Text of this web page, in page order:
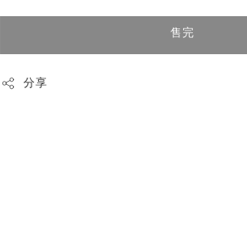
售完
分享